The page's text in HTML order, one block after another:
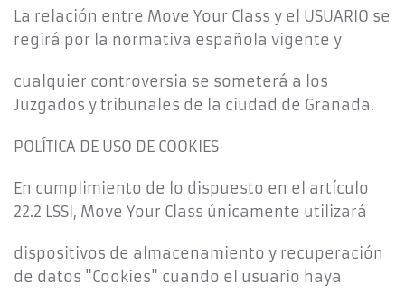
La relación entre Move Your Class y el USUARIO se
regirá por la normativa española vigente y
cualquier controversia se someterá a los
Juzgados y tribunales de la ciudad de Granada.
POLÍTICA DE USO DE COOKIES
En cumplimiento de lo dispuesto en el artículo
22.2 LSSI, Move Your Class únicamente utilizará
dispositivos de almacenamiento y recuperación
de datos "Cookies" cuando el usuario haya